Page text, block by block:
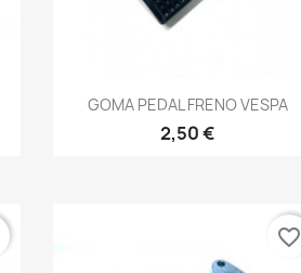
Vista rápida
GOMA PEDAL FRENO VESPA
2,50 €
favorite_border